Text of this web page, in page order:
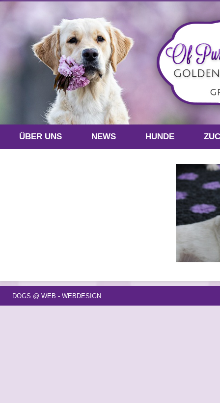
ÜBER UNS NEWS HUNDE
DOGS @ WEB - WEBDESIGN